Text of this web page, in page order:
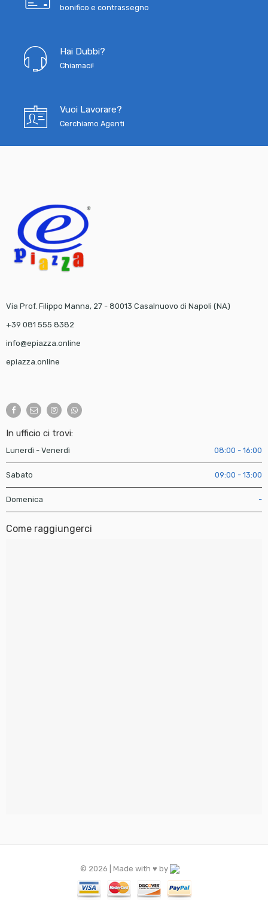
bonifico e contrassegno
Hai Dubbi?
Chiamaci!
Vuoi Lavorare?
Cerchiamo Agenti
Via Prof. Filippo Manna, 27 - 80013 Casalnuovo di Napoli (NA)
+39 081 555 8382
info@epiazza.online
epiazza.online
In ufficio ci trovi:
Lunerdì - Venerdì 08:00 - 16:00
Sabato 09:00 - 13:00
Domenica -
Come raggiungerci
© 2026 | Made with ♥️ by